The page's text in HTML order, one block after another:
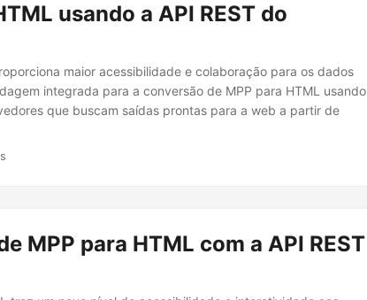
usando a API REST do
maior acessibilidade e colaboração para os dados
integrada para a conversão de MPP para HTML usando
que buscam saídas prontas para a web a partir de
MPP para HTML com a API REST